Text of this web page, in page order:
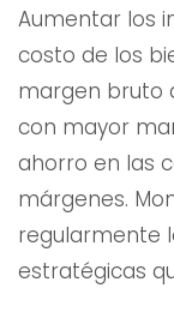
Aumentar los
costo de los
margen bruto
con mayor
ahorro en las
márgenes.
regularmente
estratégicas